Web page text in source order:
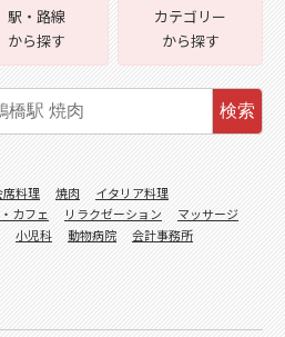
駅・路線
から探す
カテゴリー
から探す
検索
料理 焼肉
イタリア料理
カフェ リラクゼーション
マッサージ
小児科 動物病院
会計事務所